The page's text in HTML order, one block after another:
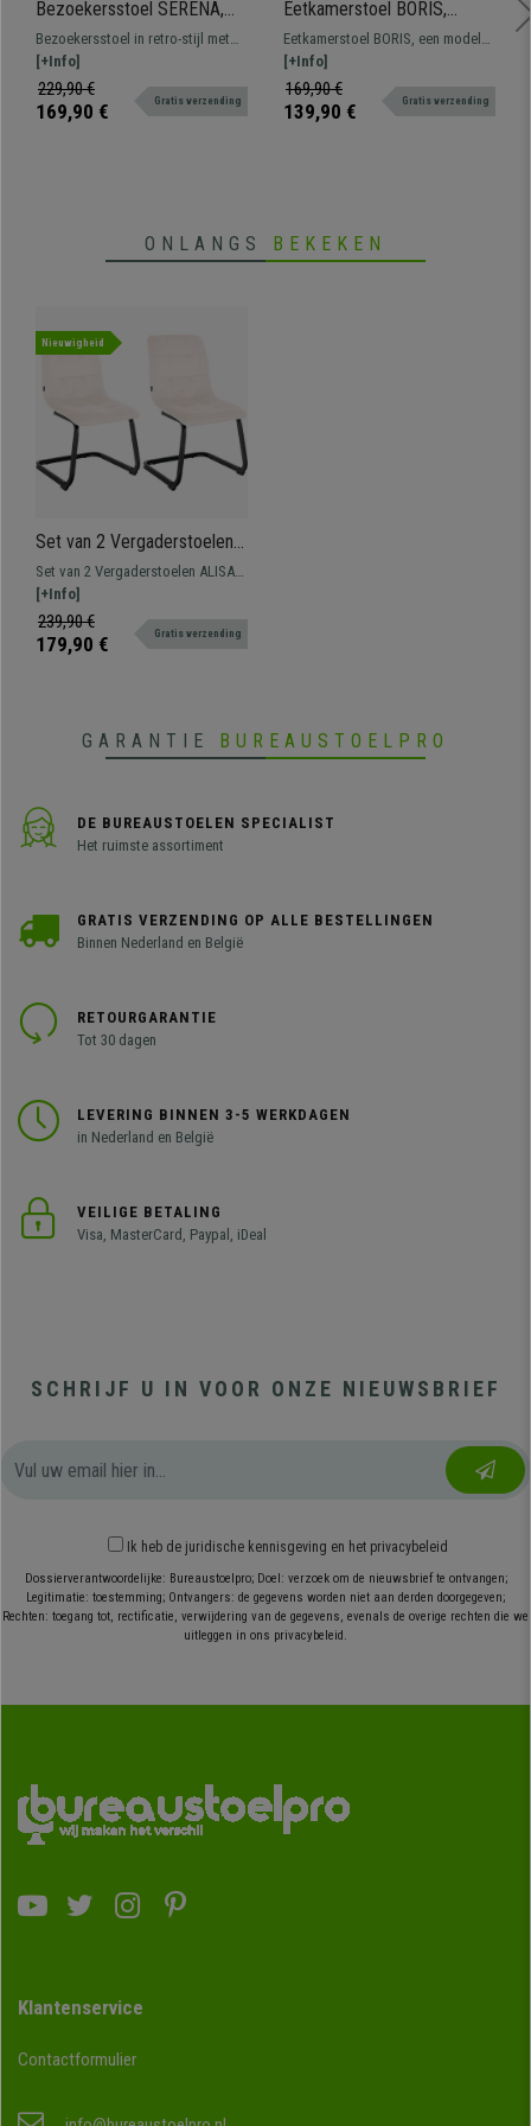
Bezoekersstoel SERENA,
met Licht Houtkleurige
Poten, Zwarte Stof
Bezoekersstoel in retro-stijl met
dikke vulling en gemaakt van
hoogwaardige materialen.
[+Info]
229,90 €
169,90 € Gratis verzending
Eetkamerstoel BORIS,
Elegante Metalen 4-
Pootsframe, Comfortabele
Vulling, Bekleed in
Donkergrijze Fluwelen Stof
Eetkamerstoel BORIS, een model
dat opvalt door zijn elegant,
modern ontwerp en zijn dikke,
comfortabele vulling bekleed met
[+Info]
169,90 €
139,90 € Gratis verzending
ONLANGS BEKEKEN
Nieuwigheid
Set van 2 Vergaderstoelen
ALISA, Dikke Vulling,
Fluwelen Stofbekleding,
Kleur Beige
Set van 2 Vergaderstoelen ALISA
met modern ontwerp en zeer
comfortabel dankzij de dikke
vulling. Gemaakt van
[+Info]
239,90 €
179,90 € Gratis verzending
GARANTIE BUREAUSTOELPRO
DE BUREAUSTOELEN SPECIALIST
Het ruimste assortiment
GRATIS VERZENDING OP ALLE BESTELLINGEN
Binnen Nederland en België
RETOURGARANTIE
Tot 30 dagen
LEVERING BINNEN 3-5 WERKDAGEN
in Nederland en België
VEILIGE BETALING
Visa, MasterCard, Paypal, iDeal
SCHRIJF U IN VOOR ONZE NIEUWSBRIEF
Ik heb de juridische kennisgeving en het privacybeleid
Dossierverantwoordelijke: Bureaustoelpro; Doel: verzoek om de nieuwsbrief te ontvangen;
Legitimatie: toestemming; Ontvangers: de gegevens worden niet aan derden doorgegeven;
Rechten: toegang tot, rectificatie, verwijdering van de gegevens, evenals de overige rechten die we
uitleggen in ons privacybeleid.
Klantenservice
Contactformulier